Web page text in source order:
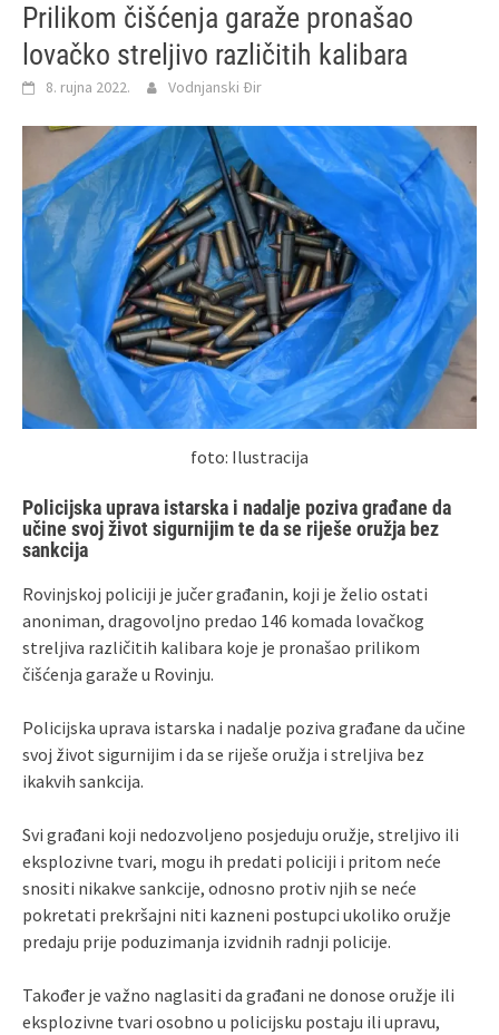
Prilikom čišćenja garaže pronašao
lovačko streljivo različitih kalibara
8. rujna 2022. Vodnjanski Đir
foto: Ilustracija
Policijska uprava istarska i nadalje poziva građane da
učine svoj život sigurnijim te da se riješe oružja bez
sankcija
Rovinjskoj policiji je jučer građanin, koji je želio ostati
anoniman, dragovoljno predao 146 komada lovačkog
streljiva različitih kalibara koje je pronašao prilikom
čišćenja garaže u Rovinju.
Policijska uprava istarska i nadalje poziva građane da učine
svoj život sigurnijim i da se riješe oružja i streljiva bez
ikakvih sankcija.
Svi građani koji nedozvoljeno posjeduju oružje, streljivo ili
eksplozivne tvari, mogu ih predati policiji i pritom neće
snositi nikakve sankcije, odnosno protiv njih se neće
pokretati prekršajni niti kazneni postupci ukoliko oružje
predaju prije poduzimanja izvidnih radnji policije.
Također je važno naglasiti da građani ne donose oružje ili
eksplozivne tvari osobno u policijsku postaju ili upravu,